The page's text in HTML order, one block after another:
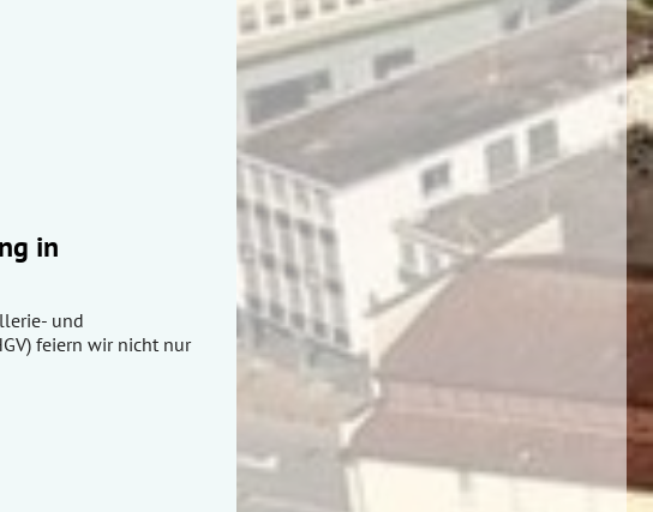
in
und
feiern wir nicht nur